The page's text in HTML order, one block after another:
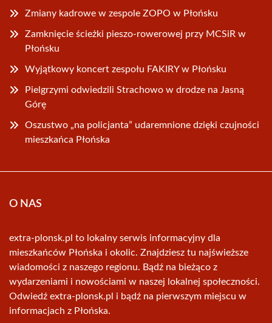
Zmiany kadrowe w zespole ZOPO w Płońsku
Zamknięcie ścieżki pieszo-rowerowej przy MCSiR w
Płońsku
Wyjątkowy koncert zespołu FAKIRY w Płońsku
Pielgrzymi odwiedzili Strachowo w drodze na Jasną
Górę
Oszustwo „na policjanta” udaremnione dzięki czujności
mieszkańca Płońska
O NAS
extra-plonsk.pl to lokalny serwis informacyjny dla
mieszkańców Płońska i okolic. Znajdziesz tu najświeższe
wiadomości z naszego regionu. Bądź na bieżąco z
wydarzeniami i nowościami w naszej lokalnej społeczności.
Odwiedź extra-plonsk.pl i bądź na pierwszym miejscu w
informacjach z Płońska.